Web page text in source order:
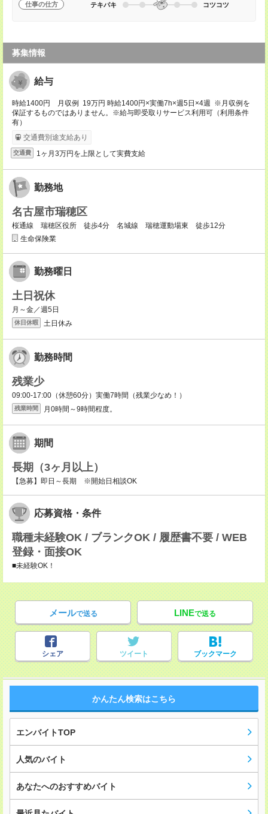
仕事の仕方 テキパキ コツコツ
募集情報
給与
時給1400円 月収例 19万円 時給1400円×実働7h×週5日×4週 ※月収例を
保証するものではありません。※給与即受取りサービス利用可（利用条件
有）
交通費別途支給あり
交通費 1ヶ月3万円を上限として実費支給
勤務地
名古屋市瑞穂区
桜通線 瑞穂区役所 徒歩4分 名城線 瑞穂運動場東 徒歩12分
生命保険業
勤務曜日
土日祝休
月～金／週5日
休日休暇 土日休み
勤務時間
残業少
09:00-17:00（休憩60分）実働7時間（残業少なめ！）
残業時間 月0時間～9時間程度。
期間
長期（3ヶ月以上）
【急募】即日～長期 ※開始日相談OK
応募資格・条件
職種未経験OK / ブランクOK / 履歴書不要 / WEB
登録・面接OK
■未経験OK！
メールで送る LINEで送る
シェア ツイート ブックマーク
かんたん検索はこちら
エンバイトTOP
人気のバイト
あなたへのおすすめバイト